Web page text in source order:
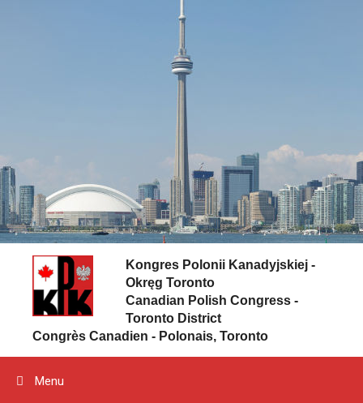
Kongres Polonii Kanadyjskiej -
Okręg Toronto
Canadian Polish Congress -
Toronto District
Congrès Canadien - Polonais, Toronto
Menu